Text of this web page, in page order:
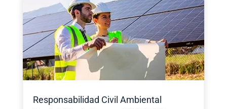
Responsabilidad Civil Ambiental